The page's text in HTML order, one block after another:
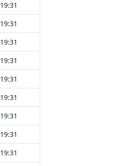
19:31
19:31
19:31
19:31
19:31
19:31
19:31
19:31
19:31